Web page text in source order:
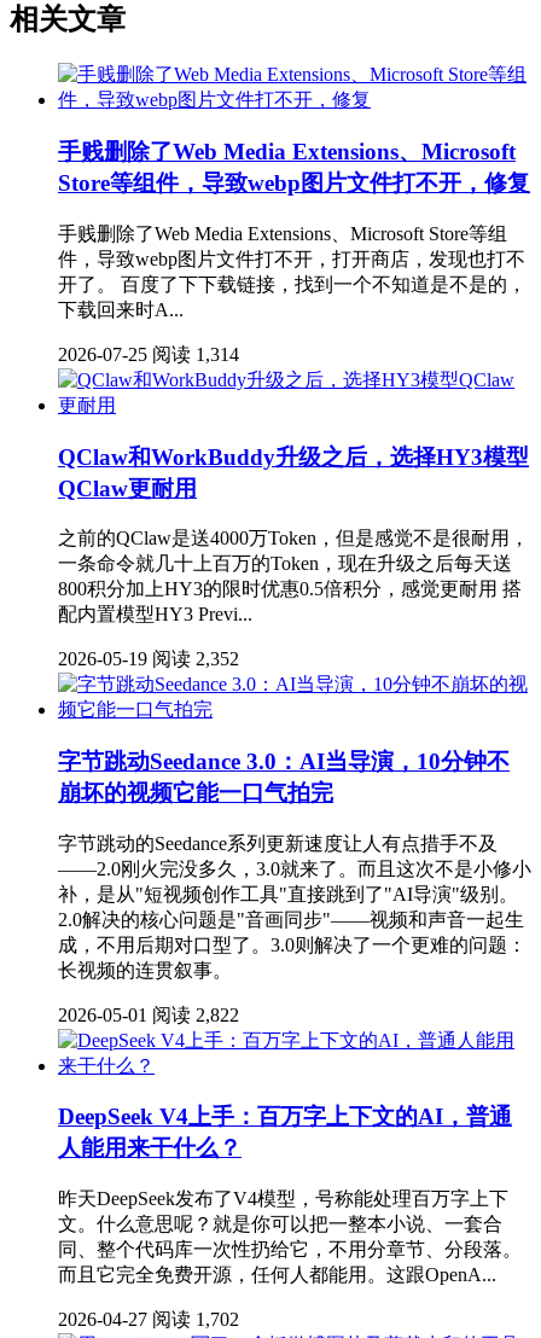
相关文章
手贱删除了Web Media Extensions、Microsoft
Store等组件，导致webp图片文件打不开，修复
手贱删除了Web Media Extensions、Microsoft Store等组
件，导致webp图片文件打不开，打开商店，发现也打不
开了。 百度了下下载链接，找到一个不知道是不是的，
下载回来时A...
2026-07-25 阅读 1,314
QClaw和WorkBuddy升级之后，选择HY3模型
QClaw更耐用
之前的QClaw是送4000万Token，但是感觉不是很耐用，
一条命令就几十上百万的Token，现在升级之后每天送
800积分加上HY3的限时优惠0.5倍积分，感觉更耐用 搭
配内置模型HY3 Previ...
2026-05-19 阅读 2,352
字节跳动Seedance 3.0：AI当导演，10分钟不
崩坏的视频它能一口气拍完
字节跳动的Seedance系列更新速度让人有点措手不及
——2.0刚火完没多久，3.0就来了。而且这次不是小修小
补，是从"短视频创作工具"直接跳到了"AI导演"级别。
2.0解决的核心问题是"音画同步"——视频和声音一起生
成，不用后期对口型了。3.0则解决了一个更难的问题：
长视频的连贯叙事。
2026-05-01 阅读 2,822
DeepSeek V4上手：百万字上下文的AI，普通
人能用来干什么？
昨天DeepSeek发布了V4模型，号称能处理百万字上下
文。什么意思呢？就是你可以把一整本小说、一套合
同、整个代码库一次性扔给它，不用分章节、分段落。
而且它完全免费开源，任何人都能用。这跟OpenA...
2026-04-27 阅读 1,702